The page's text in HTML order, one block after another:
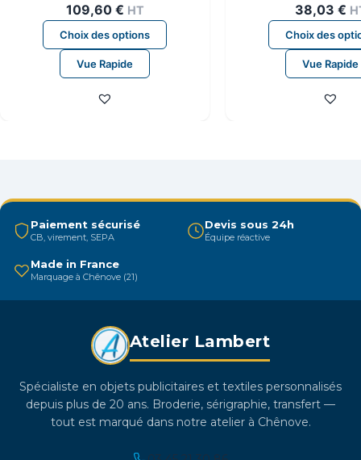
109,60 € HT
Choix des options
Ce
produit
Vue Rapide
38,03 €
Choix des
Vue Rapide
Paiement sécurisé
CB, virement, SEPA
Devis sous 24h
Équipe réactive
Made in France
Marquage à Chênove (21)
Atelier Lambert
Spécialiste en objets publicitaires et textiles personnalisés
depuis plus de 20 ans. Broderie, sérigraphie, transfert —
tout est marqué dans notre atelier à Chênove.